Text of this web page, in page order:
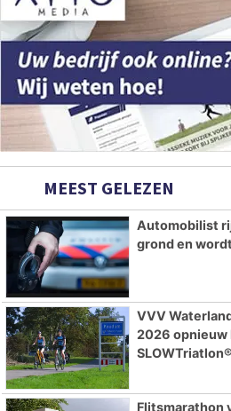
MEEST GELEZEN
Automobilist
grond en
VVV
2026 opnieuw
SLOWTriatlon®
Flitsmarathon